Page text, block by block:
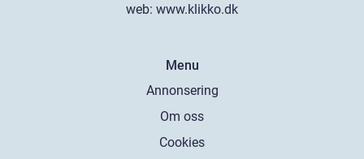
web: www.klikko.dk
Menu
Annonsering
Om oss
Cookies